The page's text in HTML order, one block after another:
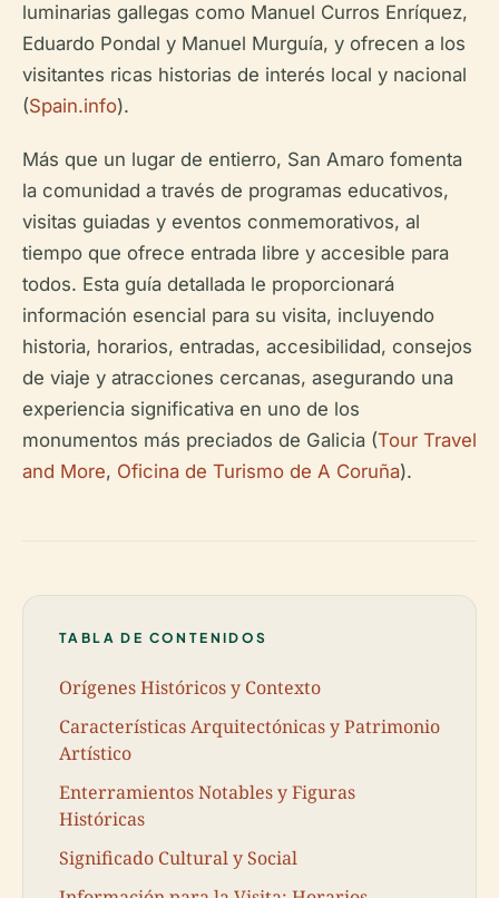
luminarias gallegas como Manuel Curros Enríquez,
Eduardo Pondal y Manuel Murguía, y ofrecen a los
visitantes ricas historias de interés local y nacional
(Spain.info).
Más que un lugar de entierro, San Amaro fomenta
la comunidad a través de programas educativos,
visitas guiadas y eventos conmemorativos, al
tiempo que ofrece entrada libre y accesible para
todos. Esta guía detallada le proporcionará
información esencial para su visita, incluyendo
historia, horarios, entradas, accesibilidad, consejos
de viaje y atracciones cercanas, asegurando una
experiencia significativa en uno de los
monumentos más preciados de Galicia (Tour Travel
and More, Oficina de Turismo de A Coruña).
TABLA DE CONTENIDOS
Orígenes Históricos y Contexto
Características Arquitectónicas y Patrimonio
Artístico
Enterramientos Notables y Figuras
Históricas
Significado Cultural y Social